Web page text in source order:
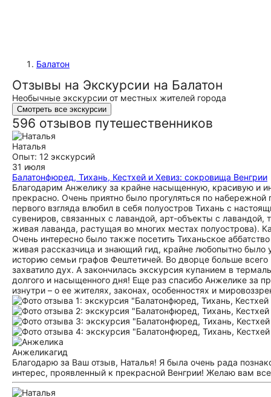
Балатон
Отзывы на Экскурсии на Балатон
Необычные экскурсии от местных жителей города
Смотреть все экскурсии
596 отзывов путешественников
Наталья
Опыт: 12 экскурсий
31 июля
Балатонфюред, Тихань, Кестхей и Хевиз: сокровища Венгрии
Благодарим Анжелику за крайне насыщенную, красивую и
прекрасно. Очень приятно было прогуляться по
первого взгляда влюбил в себя полуостров Тихань с
сувениров, связанных с лавандой, арт-объекты с
живая лаванда, растущая во многих местах полуострова).
Очень интересно было также посетить Тиханьское
живая рассказчица и знающий гид, крайне любопытно было
историю семьи графов Фештетичей. Во дворце больше всего
захватило дух. А закончилась экскурсия купанием в
долгого и насыщенного дня! Еще раз спасибо Анжелике за
изнутри – о ее жителях, законах, особенностях и
Анжеликагид
Благодарю за Ваш отзыв, Наталья! Я была очень рада
интерес, проявленный к прекрасной Венгрии! Желаю вам